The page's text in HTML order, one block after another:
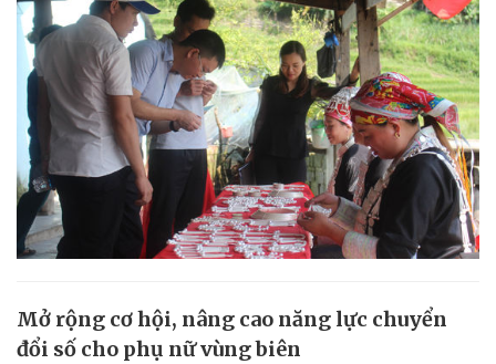
Mở rộng cơ hội, nâng cao năng lực chuyển
đổi số cho phụ nữ vùng biên